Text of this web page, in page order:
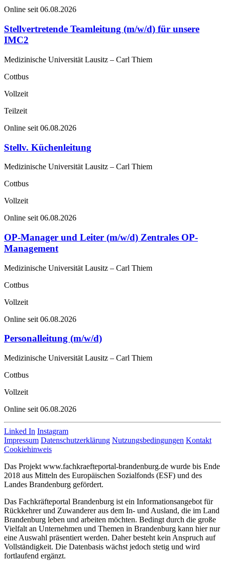
Online seit 06.08.2026
Stellvertretende Teamleitung (m/w/d) für unsere
IMC2
Medizinische Universität Lausitz – Carl Thiem
Cottbus
Vollzeit
Teilzeit
Online seit 06.08.2026
Stellv. Küchenleitung
Medizinische Universität Lausitz – Carl Thiem
Cottbus
Vollzeit
Online seit 06.08.2026
OP-Manager und Leiter (m/w/d) Zentrales OP-
Management
Medizinische Universität Lausitz – Carl Thiem
Cottbus
Vollzeit
Online seit 06.08.2026
Personalleitung (m/w/d)
Medizinische Universität Lausitz – Carl Thiem
Cottbus
Vollzeit
Online seit 06.08.2026
Linked In Instagram
Impressum Datenschutzerklärung Nutzungsbedingungen Kontakt
Cookiehinweis
Das Projekt www.fachkraefteportal-brandenburg.de wurde bis Ende
2018 aus Mitteln des Europäischen Sozialfonds (ESF) und des
Landes Brandenburg gefördert.
Das Fachkräfteportal Brandenburg ist ein Informationsangebot für
Rückkehrer und Zuwanderer aus dem In- und Ausland, die im Land
Brandenburg leben und arbeiten möchten. Bedingt durch die große
Vielfalt an Unternehmen und Themen in Brandenburg kann hier nur
eine Auswahl präsentiert werden. Daher besteht kein Anspruch auf
Vollständigkeit. Die Datenbasis wächst jedoch stetig und wird
fortlaufend ergänzt.